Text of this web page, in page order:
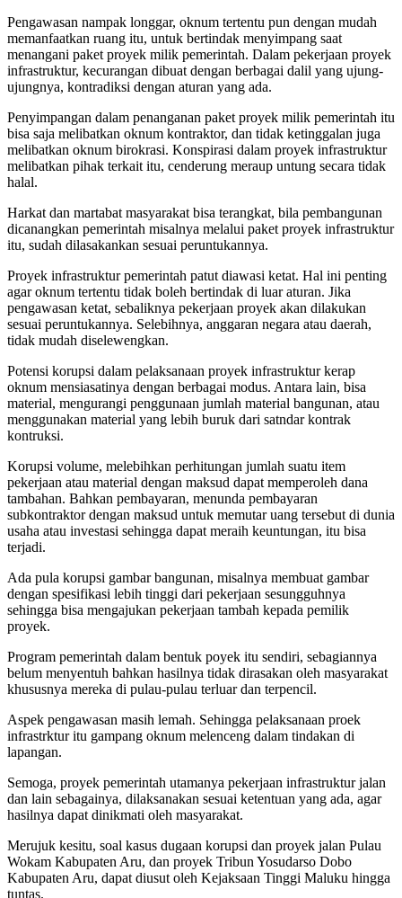
Pengawasan nampak longgar, oknum tertentu pun dengan mudah
memanfaatkan ruang itu, untuk bertindak menyimpang saat
menangani paket proyek milik pemerintah. Dalam pekerjaan proyek
infrastruktur, kecurangan dibuat dengan berbagai dalil yang ujung-
ujungnya, kontradiksi dengan aturan yang ada.
Penyimpangan dalam penanganan paket proyek milik pemerintah itu
bisa saja melibatkan oknum kontraktor, dan tidak ketinggalan juga
melibatkan oknum birokrasi. Konspirasi dalam proyek infrastruktur
melibatkan pihak terkait itu, cenderung meraup untung secara tidak
halal.
Harkat dan martabat masyarakat bisa terangkat, bila pembangunan
dicanangkan pemerintah misalnya melalui paket proyek infrastruktur
itu, sudah dilasakankan sesuai peruntukannya.
Proyek infrastruktur pemerintah patut diawasi ketat. Hal ini penting
agar oknum tertentu tidak boleh bertindak di luar aturan. Jika
pengawasan ketat, sebaliknya pekerjaan proyek akan dilakukan
sesuai peruntukannya. Selebihnya, anggaran negara atau daerah,
tidak mudah diselewengkan.
Potensi korupsi dalam pelaksanaan proyek infrastruktur kerap
oknum mensiasatinya dengan berbagai modus. Antara lain, bisa
material, mengurangi penggunaan jumlah material bangunan, atau
menggunakan material yang lebih buruk dari satndar kontrak
kontruksi.
Korupsi volume, melebihkan perhitungan jumlah suatu item
pekerjaan atau material dengan maksud dapat memperoleh dana
tambahan. Bahkan pembayaran, menunda pembayaran
subkontraktor dengan maksud untuk memutar uang tersebut di dunia
usaha atau investasi sehingga dapat meraih keuntungan, itu bisa
terjadi.
Ada pula korupsi gambar bangunan, misalnya membuat gambar
dengan spesifikasi lebih tinggi dari pekerjaan sesungguhnya
sehingga bisa mengajukan pekerjaan tambah kepada pemilik
proyek.
Program pemerintah dalam bentuk poyek itu sendiri, sebagiannya
belum menyentuh bahkan hasilnya tidak dirasakan oleh masyarakat
khususnya mereka di pulau-pulau terluar dan terpencil.
Aspek pengawasan masih lemah. Sehingga pelaksanaan proek
infrastrktur itu gampang oknum melenceng dalam tindakan di
lapangan.
Semoga, proyek pemerintah utamanya pekerjaan infrastruktur jalan
dan lain sebagainya, dilaksanakan sesuai ketentuan yang ada, agar
hasilnya dapat dinikmati oleh masyarakat.
Merujuk kesitu, soal kasus dugaan korupsi dan proyek jalan Pulau
Wokam Kabupaten Aru, dan proyek Tribun Yosudarso Dobo
Kabupaten Aru, dapat diusut oleh Kejaksaan Tinggi Maluku hingga
tuntas.